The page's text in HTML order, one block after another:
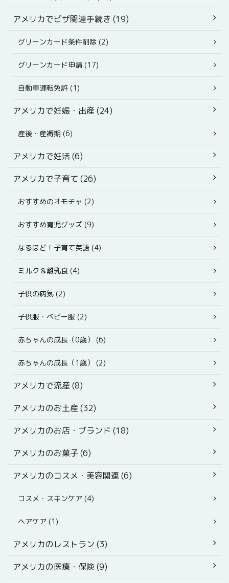
アメリカでビザ関連手続き (19)
グリーンカード条件削除 (2)
グリーンカード申請 (17)
自動車運転免許 (1)
アメリカで妊娠・出産 (24)
産後・産褥期 (6)
アメリカで妊活 (6)
アメリカで子育て (26)
おすすめのオモチャ (2)
おすすめ育児グッズ (9)
なるほど！子育て英語 (4)
ミルク＆離乳食 (4)
子供の病気 (2)
子供服・ベビー服 (2)
赤ちゃんの成長（0歳） (6)
赤ちゃんの成長（1歳） (2)
アメリカで流産 (8)
アメリカのお土産 (32)
アメリカのお店・ブランド (18)
アメリカのお菓子 (6)
アメリカのコスメ・美容関連 (6)
コスメ・スキンケア (4)
ヘアケア (1)
アメリカのレストラン (3)
アメリカの医療・保険 (9)